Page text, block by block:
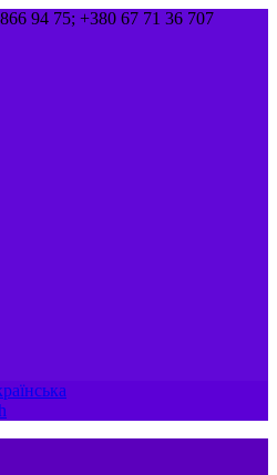
94 75; +380 67 71 36 707